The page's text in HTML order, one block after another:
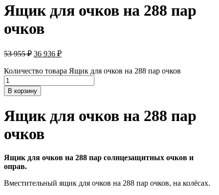
Ящик для очков на 288 пар
очков
53 955₽ 36 936 ₽
Количество товара Ящик для очков на 288 пар очков
В корзину
Ящик для очков на 288 пар
очков
Ящик для очков на 288 пар солнцезащитных очков и
оправ.
Вместительный ящик для очков на 288 пар очков, на колёсах.